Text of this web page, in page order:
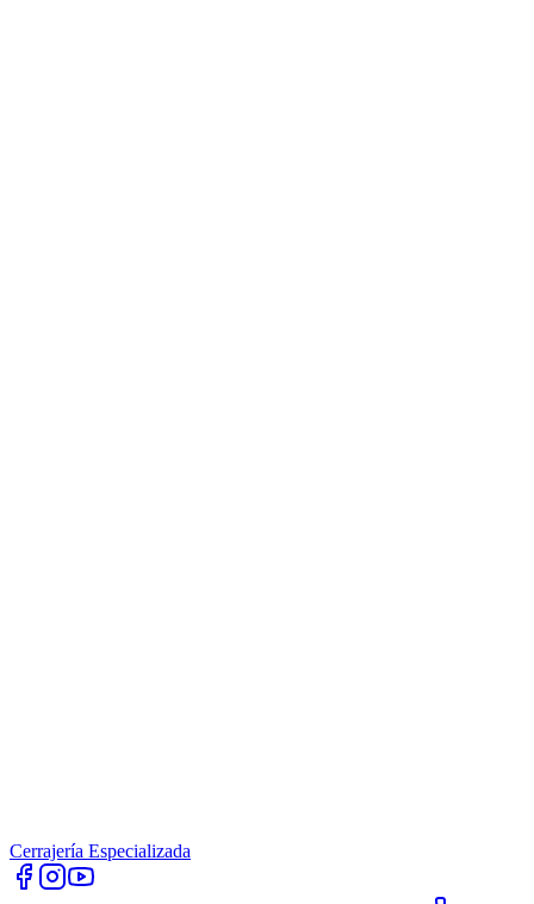
Cerrajería Especializada